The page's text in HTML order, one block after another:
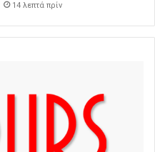
14 λεπτά πρίν